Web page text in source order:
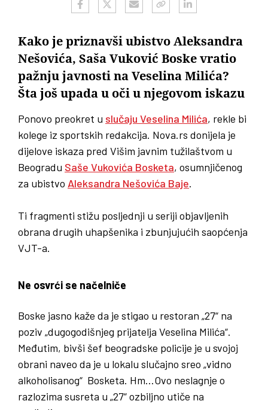
Kako je priznavši ubistvo Aleksandra
Nešovića, Saša Vuković Boske vratio
pažnju javnosti na Veselina Milića?
Šta još upada u oči u njegovom iskazu
Ponovo preokret u slučaju Veselina Milića, rekle bi
kolege iz sportskih redakcija. Nova.rs donijela je
dijelove iskaza pred Višim javnim tužilaštvom u
Beogradu Saše Vukovića Bosketa, osumnjičenog
za ubistvo Aleksandra Nešovića Baje.
Ti fragmenti stižu posljednji u seriji objavljenih
obrana drugih uhapšenika i zbunjujućih saopćenja
VJT-a.
Ne osvrći se načelniče
Boske jasno kaže da je stigao u restoran „27“ na
poziv „dugogodišnjeg prijatelja Veselina Milića“.
Međutim, bivši šef beogradske policije je u svojoj
obrani naveo da je u lokalu slučajno sreo „vidno
alkoholisanog“ Bosketa. Hm…Ovo neslagnje o
razlozima susreta u „27“ ozbiljno utiče na